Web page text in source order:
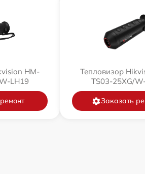
HM-
LH19
Тепловизор
TS03-25XG/
Заказать